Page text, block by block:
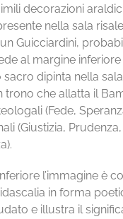
decorazioni
nella sala risale
Guicciardini,
al margine inferiore
dipinta nella
trono che allatta il
(Fede,
(Giustizia,
l’immagine è
in forma
e illustra il